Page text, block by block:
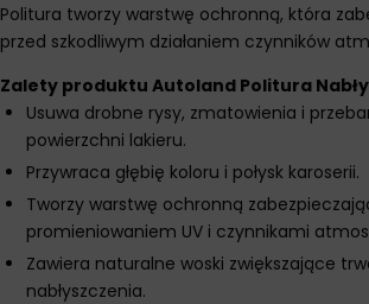
Politura tworzy warstwę ochronną, która
przed szkodliwym działaniem czynników
Zalety produktu Autoland Politura
Usuwa drobne rysy, zmatowienia i
powierzchni lakieru.
Przywraca głębię koloru i połysk karoserii.
Tworzy warstwę ochronną
promieniowaniem UV i czynnikami
Zawiera naturalne woski zwiększające
nabłyszczenia.